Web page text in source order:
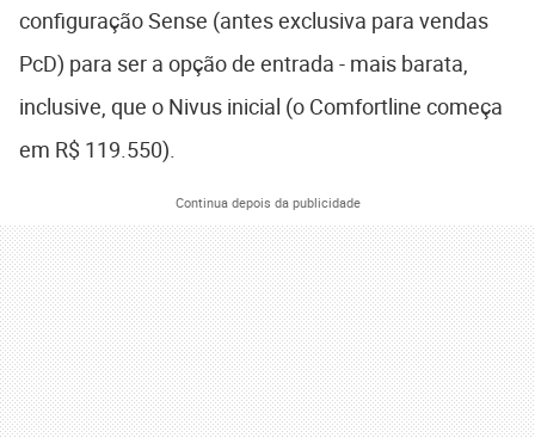
configuração Sense (antes exclusiva para vendas
PcD) para ser a opção de entrada - mais barata,
inclusive, que o Nivus inicial (o Comfortline começa
em R$ 119.550).
Continua depois da publicidade